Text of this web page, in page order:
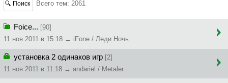
🔍 Поиск Всего тем: 2061
Foice... [90]
11 ноя 2011 в 15:18 → iFone / Леди Ночь
установка 2 одинаков игр [2]
11 ноя 2011 в 11:18 → andariel / Metaler